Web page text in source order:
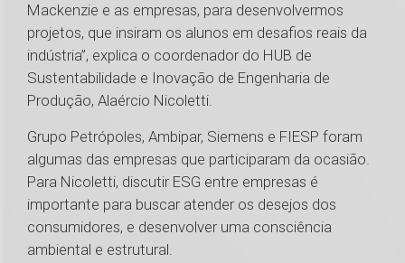
Mackenzie e as empresas, para desenvolvermos
projetos, que insiram os alunos em desafios reais da
indústria”, explica o coordenador do HUB de
Sustentabilidade e Inovação de Engenharia de
Produção, Alaércio Nicoletti.
Grupo Petrópoles, Ambipar, Siemens e FIESP foram
algumas das empresas que participaram da ocasião.
Para Nicoletti, discutir ESG entre empresas é
importante para buscar atender os desejos dos
consumidores, e desenvolver uma consciência
ambiental e estrutural.